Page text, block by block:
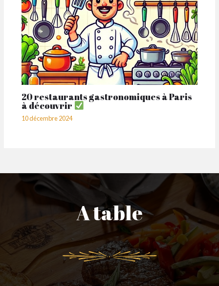
20 restaurants gastronomiques à Paris
à découvrir
10 décembre 2024
A table